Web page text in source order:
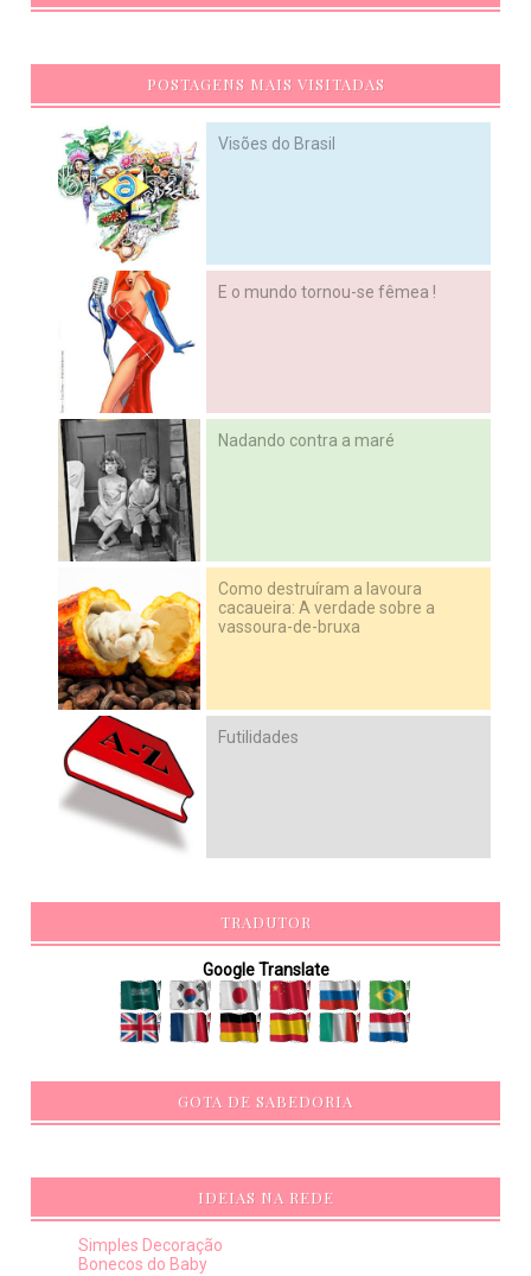
POSTAGENS MAIS VISITADAS
Visões do Brasil
E o mundo tornou-se fêmea !
Nadando contra a maré
Como destruíram a lavoura
cacaueira: A verdade sobre a
vassoura-de-bruxa
Futilidades
TRADUTOR
Google Translate
GOTA DE SABEDORIA
IDEIAS NA REDE
Simples Decoração
Bonecos do Baby